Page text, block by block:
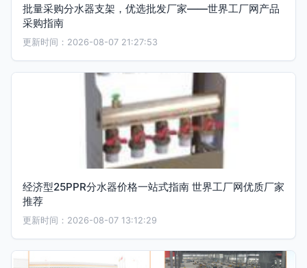
批量采购分水器支架，优选批发厂家——世界工厂网产品
采购指南
更新时间：2026-08-07 21:27:53
经济型25PPR分水器价格一站式指南 世界工厂网优质厂家
推荐
更新时间：2026-08-07 13:12:29